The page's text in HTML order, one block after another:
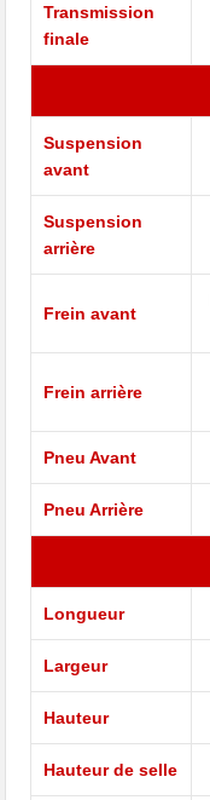
Transmission
finale
Suspension
avant
Suspension
arrière
Frein avant
Frein arrière
Pneu Avant
Pneu Arrière
Longueur
Largeur
Hauteur
Hauteur de selle